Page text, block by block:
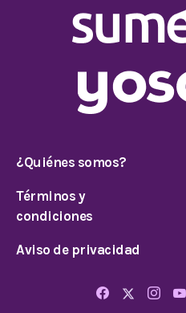
¿Quiénes somos?
Términos y
condiciones
Aviso de privacidad